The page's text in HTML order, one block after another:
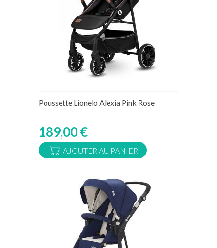
Poussette Lionelo Alexia Pink Rose
189,00 €
AJOUTER AU PANIER